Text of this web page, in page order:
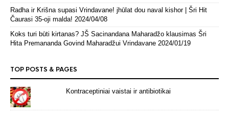
Radha ir Krišna supasi Vrindavane! jhūlat dou naval kishor | Šri Hit
Čaurasi 35-oji malda! 2024/04/08
Koks turi būti kirtanas? JŠ Sacinandana Maharadžo klausimas Šri
Hita Premananda Govind Maharadžui Vrindavane 2024/01/19
TOP POSTS & PAGES
Kontraceptiniai vaistai ir antibiotikai